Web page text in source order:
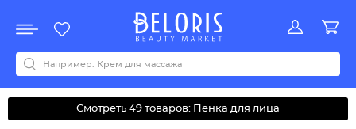
Акции
Все бренды
0-9ABCDEFGHIJKLMNOPQRSTUVWYZАБВДЗИМОКЛНПРСТУФ
Смотреть 49 товаров: Пенка для лица